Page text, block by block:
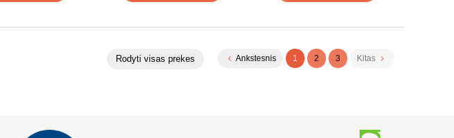
Ankstesnis 1 2 3 Kitas
Rodyti visas prekes